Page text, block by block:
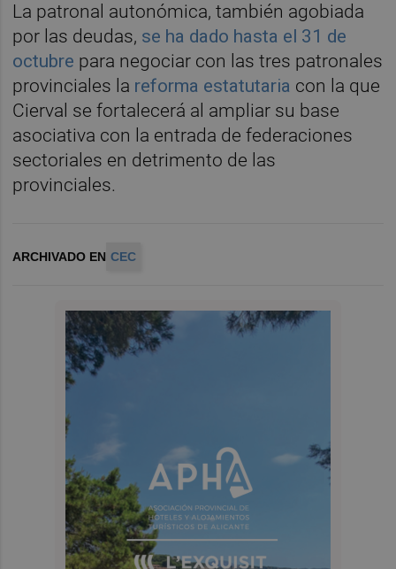
La patronal autonómica, también agobiada
por las deudas, se ha dado hasta el 31 de
octubre para negociar con las tres patronales
provinciales la reforma estatutaria con la que
Cierval se fortalecerá al ampliar su base
asociativa con la entrada de federaciones
sectoriales en detrimento de las
provinciales.
ARCHIVADO EN CEC